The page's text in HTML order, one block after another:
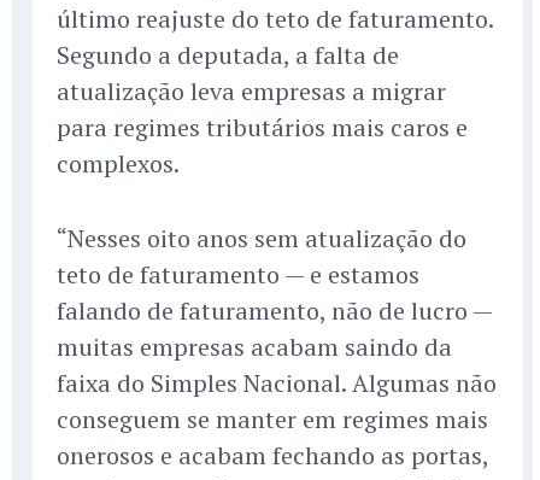
último reajuste do teto de faturamento.
Segundo a deputada, a falta de
atualização leva empresas a migrar
para regimes tributários mais caros e
complexos.
“Nesses oito anos sem atualização do
teto de faturamento — e estamos
falando de faturamento, não de lucro —
muitas empresas acabam saindo da
faixa do Simples Nacional. Algumas não
conseguem se manter em regimes mais
onerosos e acabam fechando as portas,